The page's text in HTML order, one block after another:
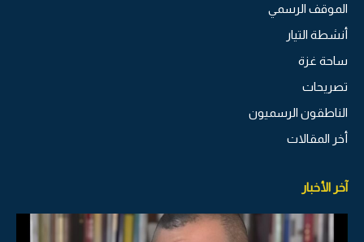
الموقف الرسمي
أنشطة التيار
ساحة غزة
تصريحات
الناطقون الرسميون
أخر المقالات
آخر الأخبار